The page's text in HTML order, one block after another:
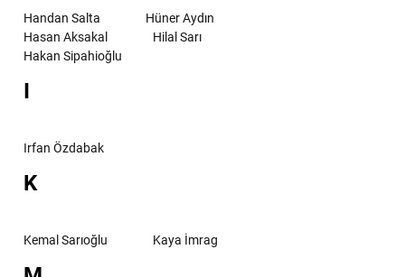
Handan Salta
Hüner Aydın
Hasan Aksakal
Hilal Sarı
Hakan Sipahioğlu
I
Irfan Özdabak
K
Kemal Sarıoğlu Kaya İmrag